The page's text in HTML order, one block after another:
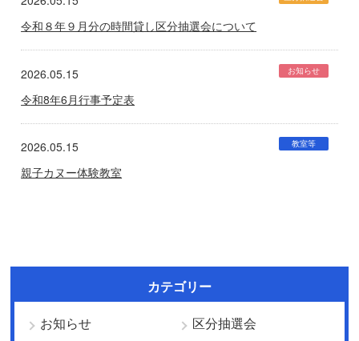
令和８年９月分の時間貸し区分抽選会について
2026.05.15 お知らせ
令和8年6月行事予定表
2026.05.15 教室等
親子カヌー体験教室
カテゴリー
お知らせ
区分抽選会